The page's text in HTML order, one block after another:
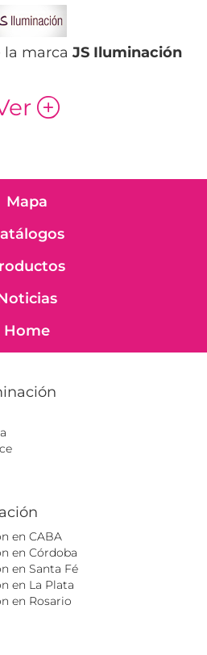
la marca JS Iluminación
p
Mapa
Home
en CABA
en Córdoba
en Santa Fé
en La Plata
en Rosario